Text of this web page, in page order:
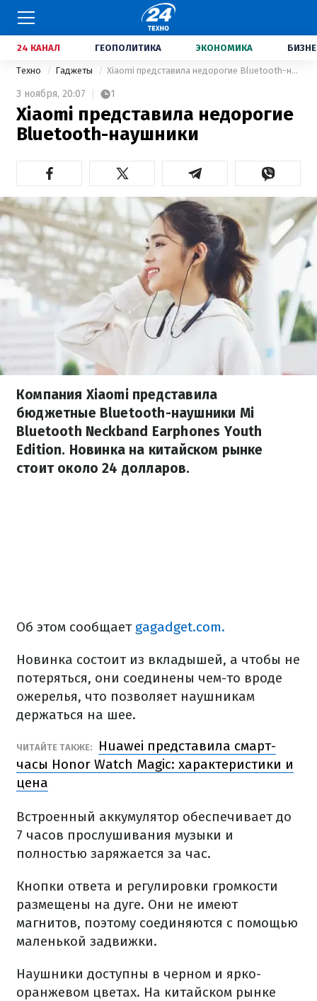
24 КАНАЛ ГЕОПОЛИТИКА ЭКОНОМИКА
Техно Гаджеты Xiaomi представила недорогие Bluetooth-наушники
3 ноября, 20:07 1
Xiaomi представила недорогие
Bluetooth-наушники
Компания Xiaomi представила
бюджетные Bluetooth-наушники Mi
Bluetooth Neckband Earphones Youth
Edition. Новинка на китайском рынке
стоит около 24 долларов.
Об этом сообщает gagadget.com.
Новинка состоит из вкладышей, а чтобы не
потеряться, они соединены чем-то вроде
ожерелья, что позволяет наушникам
держаться на шее.
ЧИТАЙТЕ ТАКЖЕ:
Huawei представила смарт-
часы Honor Watch Magic: характеристики и
цена
Встроенный аккумулятор обеспечивает до
7 часов прослушивания музыки и
полностью заряжается за час.
Кнопки ответа и регулировки громкости
размещены на дуге. Они не имеют
магнитов, поэтому соединяются с помощью
маленькой задвижки.
Наушники доступны в черном и ярко-
оранжевом цветах. На китайском рынке